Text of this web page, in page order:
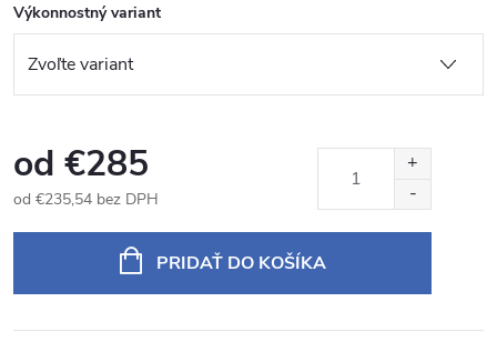
Výkonnostný variant
od €285
od €235,54 bez DPH
PRIDAŤ DO KOŠÍKA